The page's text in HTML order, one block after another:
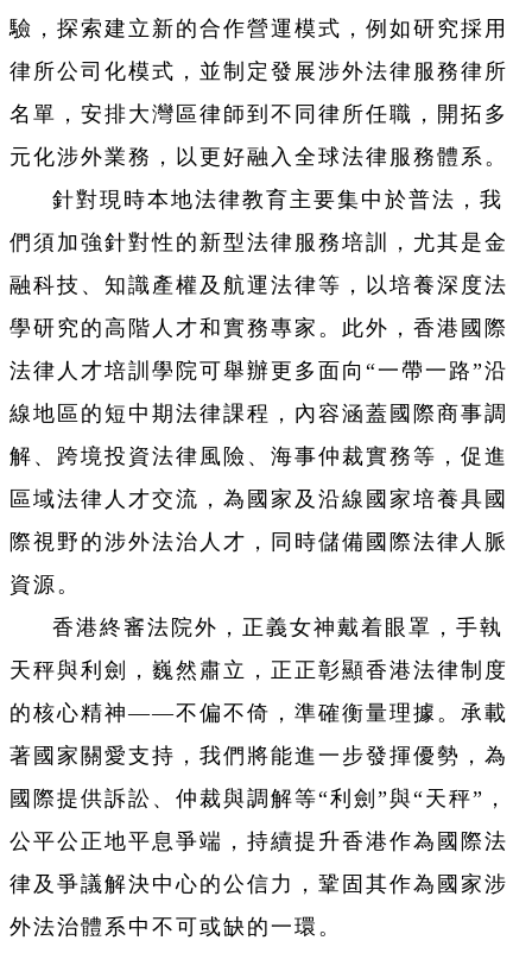
驗，探索建立新的合作營運模式，例如研究採用
律所公司化模式，並制定發展涉外法律服務律所
名單，安排大灣區律師到不同律所任職，開拓多
元化涉外業務，以更好融入全球法律服務體系。
針對現時本地法律教育主要集中於普法，我
們須加強針對性的新型法律服務培訓，尤其是金
融科技、知識產權及航運法律等，以培養深度法
學研究的高階人才和實務專家。此外，香港國際
法律人才培訓學院可舉辦更多面向“一帶一路”沿
線地區的短中期法律課程，內容涵蓋國際商事調
解、跨境投資法律風險、海事仲裁實務等，促進
區域法律人才交流，為國家及沿線國家培養具國
際視野的涉外法治人才，同時儲備國際法律人脈
資源。
香港終審法院外，正義女神戴着眼罩，手執
天秤與利劍，巍然肅立，正正彰顯香港法律制度
的核心精神——不偏不倚，準確衡量理據。承載
著國家關愛支持，我們將能進一步發揮優勢，為
國際提供訴訟、仲裁與調解等“利劍”與“天秤”，
公平公正地平息爭端，持續提升香港作為國際法
律及爭議解決中心的公信力，鞏固其作為國家涉
外法治體系中不可或缺的一環。